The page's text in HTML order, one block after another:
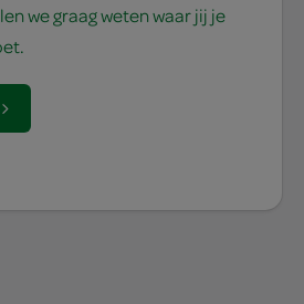
we graag weten waar jij je